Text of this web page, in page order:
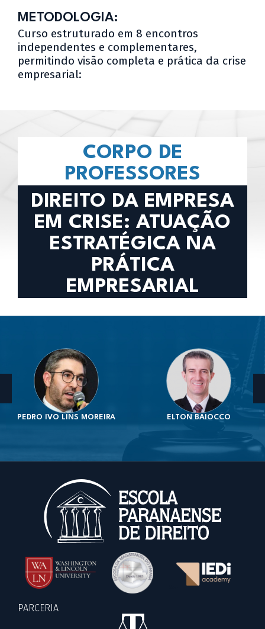
METODOLOGIA:
Curso estruturado em 8 encontros
independentes e complementares,
permitindo visão completa e prática da crise
empresarial:
CORPO DE
PROFESSORES
DIREITO DA EMPRESA
EM CRISE: ATUAÇÃO
ESTRATÉGICA NA
PRÁTICA
EMPRESARIAL
PEDRO IVO LINS MOREIRA ELTON BAIOCCO
PARCERIA